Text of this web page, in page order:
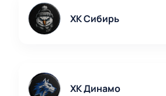
ХК Сибирь
ХК Динамо